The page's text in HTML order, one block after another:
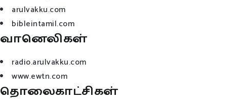
arulvakku.com
bibleintamil.com
வானெலிகள்
radio.arulvakku.com
www.ewtn.com
தொலைகாட்சிகள்